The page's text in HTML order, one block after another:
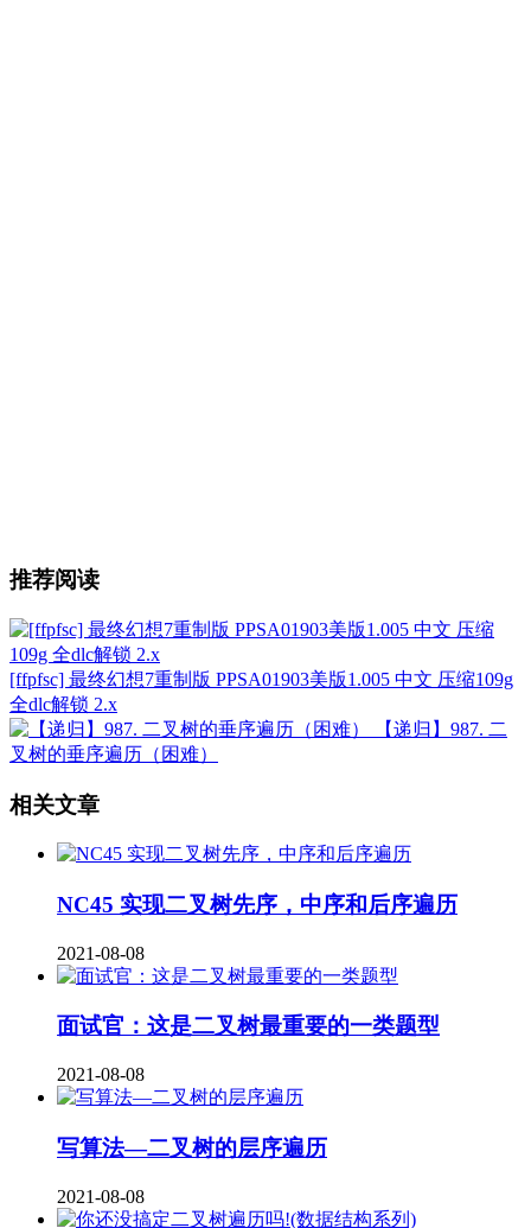
推荐阅读
[ffpfsc] 最终幻想7重制版 PPSA01903美版1.005 中文 压缩109g
全dlc解锁 2.x
【递归】987. 二
叉树的垂序遍历（困难）
相关文章
NC45 实现二叉树先序，中序和后序遍历
2021-08-08
面试官：这是二叉树最重要的一类题型
2021-08-08
写算法—二叉树的层序遍历
2021-08-08